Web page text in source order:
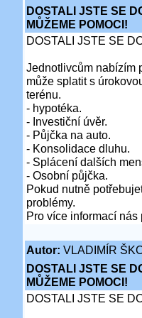
DOSTALI JSTE SE
MŮŽEME POMOCI!
DOSTALI JSTE SE
Jednotlivcům nabízím
může splatit s
terénu.
- hypotéka.
- Investiční úvěr.
- Půjčka na auto.
- Konsolidace dluhu.
- Splácení dalších
- Osobní půjčka.
Pokud nutně
problémy.
Pro více informací nás
Autor: VLADIMÍR
DOSTALI JSTE SE
MŮŽEME POMOCI!
DOSTALI JSTE SE